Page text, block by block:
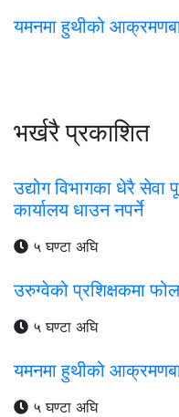
यमनमा हुथीको
भर्खरै प्रकाशित
उद्योग विभागका धेरै सेवा
कार्यालय धाउन नपर्ने
५ घण्टा अघि
उरुग्वेको प्रशिक्षकमा
५ घण्टा अघि
यमनमा हुथीको
५ घण्टा अघि